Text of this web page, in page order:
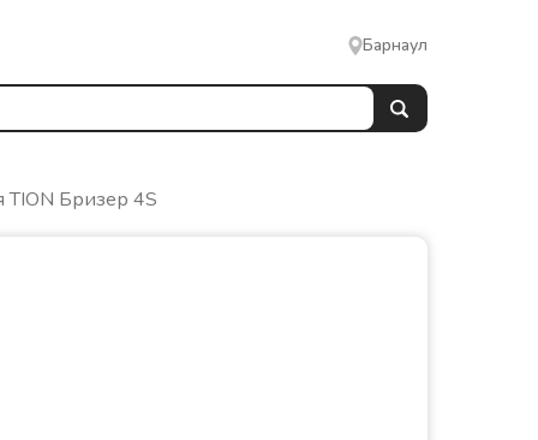
Барнаул
TION Бризер 4S